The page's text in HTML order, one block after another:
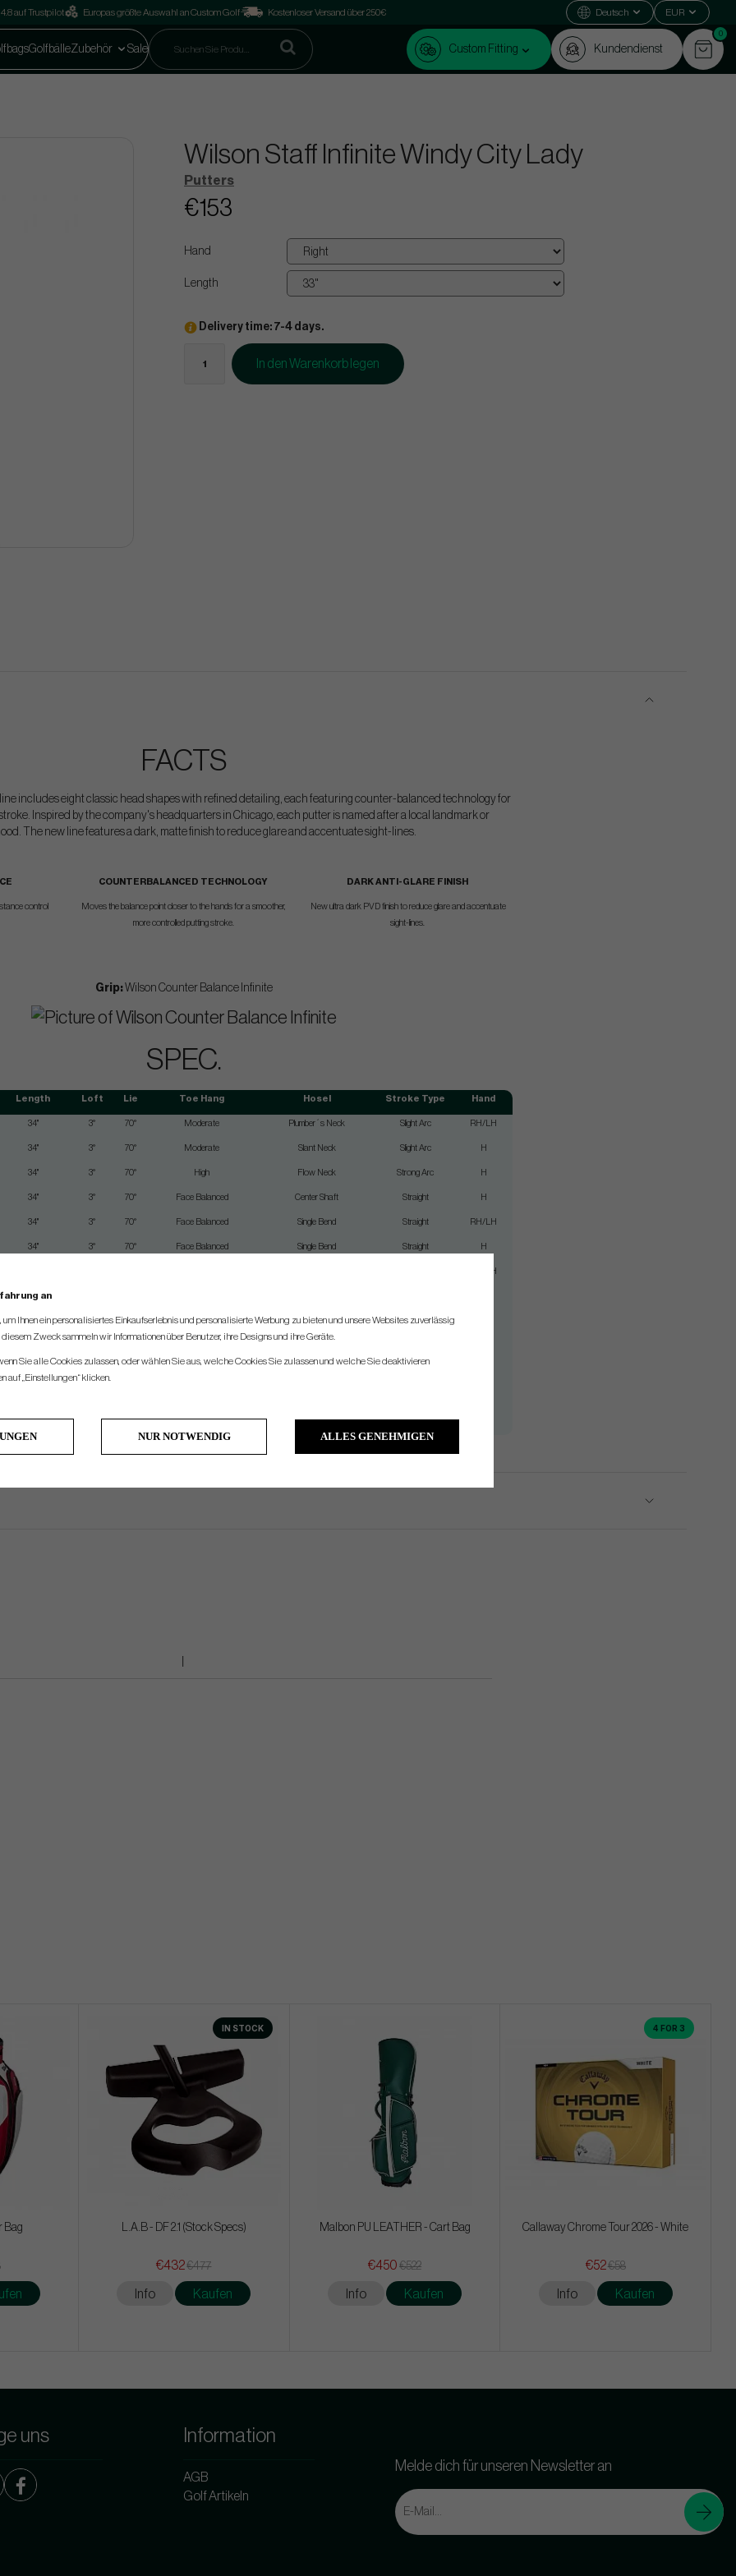
4.8 auf Trustpilot Europas größte Auswahl an Custom Golf Kostenloser Versand über 250€ Deutsch EUR
GolfbälleZubehör Sale Custom Fitting Kundendienst
0
Wilson Staff Infinite Windy City Lady
Putters
€153
Hand
Length
Delivery time: 7-4 days.
In den Warenkorb legen
FACTS
line includes eight classic head shapes with refined detailing, each featuring counter-balanced technology for
Inspired by the company's headquarters in Chicago, each putter is named after a local landmark or
The new line features a dark, matte finish to reduce glare and accentuate sight-lines.
control
COUNTERBALANCED TECHNOLOGY
Moves the balance point closer to the hands for a smoother,
more controlled putting stroke.
DARK ANTI-GLARE FINISH
New ultra dark PVD finish to reduce glare and accentuate
sight-lines.
Grip: Wilson Counter Balance Infinite
SPEC.
Length Loft Lie Toe Hang Hosel Stroke Type Hand
34" 3° 70° Moderate Plumber´s Neck Slight Arc RH/LH
34" 3° 70° Moderate Slant Neck Slight Arc H
34" 3° 70° High Flow Neck Strong Arc H
34" 3° 70° Face Balanced Center Shaft Straight H
34" 3° 70° Face Balanced Single Bend Straight RH/LH
34" 3° 70° Face Balanced Single Bend Straight H
RH/LH
34"
34" 3° 70° Moderate Slant Neck Slight Arc
33" 70° Moderate Flow Neck Slight Arc
Bag
IN STOCK
L.A.B - DF 2.1 (Stock Specs)
€432 €477
Info Kaufen
Malbon PU LEATHER - Cart Bag
€450 €522
Info Kaufen
4 FOR 3
Callaway Chrome Tour 2026 - White
€52€58
Info Kaufen
uns Information
AGB
Golf Artikeln
Melde dich für unseren Newsletter an
an
Ihnen ein personalisiertes Einkaufserlebnis und personalisierte Werbung zu bieten und unsere Websites zuverlässig
Zweck sammeln wir Informationen über Benutzer, ihre Designs und ihre Geräte.
Sie alle Cookies zulassen, oder wählen Sie aus, welche Cookies Sie zulassen und welche Sie deaktivieren
auf „Einstellungen“ klicken.
NUR NOTWENDIG ALLES GENEHMIGEN